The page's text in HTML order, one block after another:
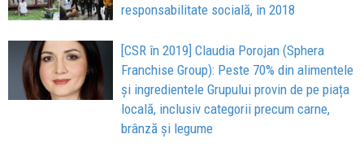
responsabilitate socială, în 2018
[CSR în 2019] Claudia Porojan (Sphera
Franchise Group): Peste 70% din alimentele
și ingredientele Grupului provin de pe piața
locală, inclusiv categorii precum carne,
brânză și legume